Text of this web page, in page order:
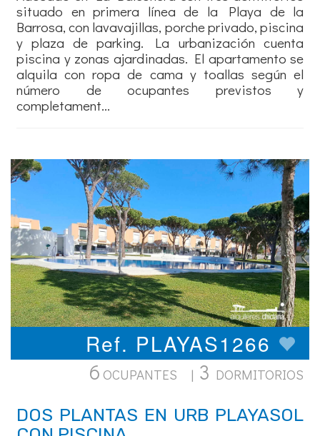
situado en primera línea de la Playa de la
Barrosa, con lavavajillas, porche privado, piscina
y plaza de parking. La urbanización cuenta
piscina y zonas ajardinadas. El apartamento se
alquila con ropa de cama y toallas según el
número de ocupantes previstos y
completament...
Ref. PLAYAS1266
6 OCUPANTES | 3 DORMITORIOS
DOS PLANTAS EN URB PLAYASOL